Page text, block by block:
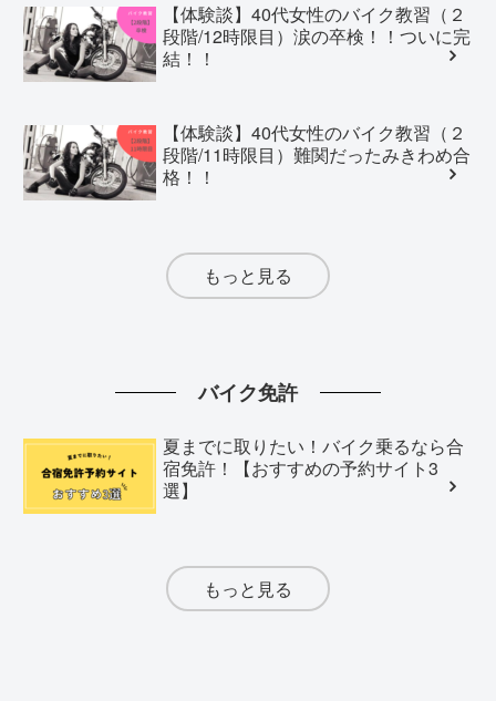
【体験談】40代女性のバイク教習（２
段階/12時限目）涙の卒検！！ついに完
結！！
【体験談】40代女性のバイク教習（２
段階/11時限目）難関だったみきわめ合
格！！
もっと見る
バイク免許
夏までに取りたい！バイク乗るなら合
宿免許！【おすすめの予約サイト3
選】
もっと見る